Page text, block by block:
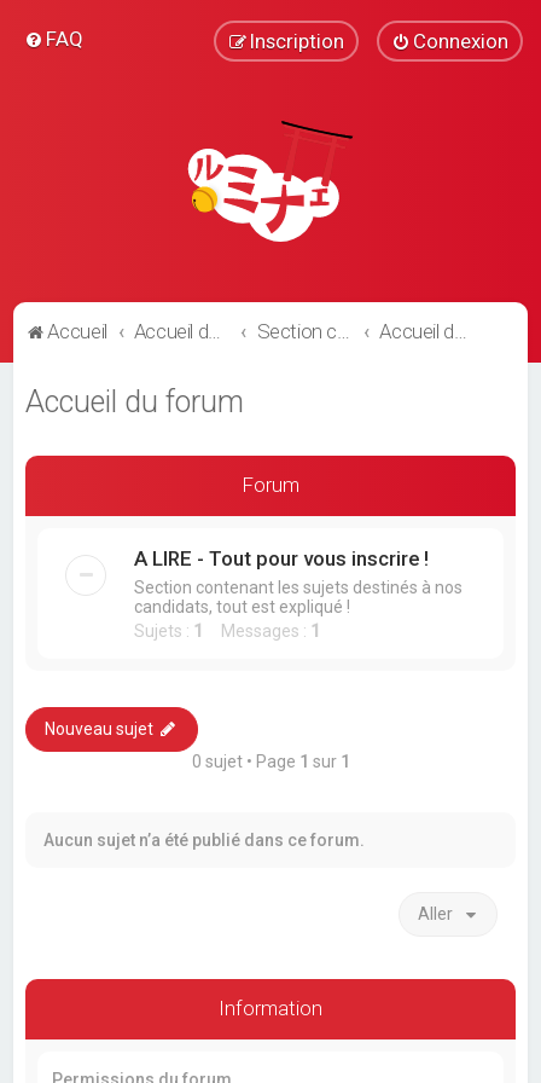
FAQ Connexion
Inscription
Accueil Accueil du forum Section communautaire Accueil du forum
Accueil du forum
Forum
A LIRE - Tout pour vous inscrire !
Section contenant les sujets destinés à nos
candidats, tout est expliqué !
Sujets : 1 Messages : 1
Nouveau sujet
0 sujet • Page 1 sur 1
Aucun sujet n’a été publié dans ce forum.
Aller
Information